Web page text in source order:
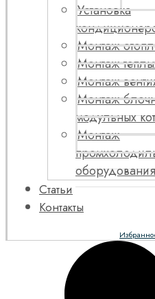
Установка
Монтаж
Монтаж
Монтаж
Монтаж
модульных
Монтаж
оборудования
Статьи
Контакты